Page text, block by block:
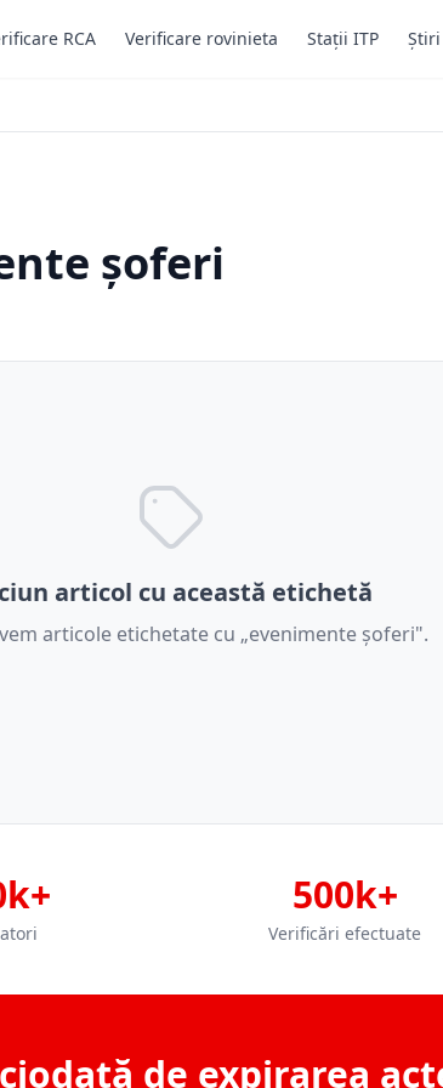
RCA Verificare rovinieta Stații ITP
șoferi
articol cu această etichetă
articole etichetate cu „evenimente șoferi".
500k+
Verificări efectuate
de expirarea